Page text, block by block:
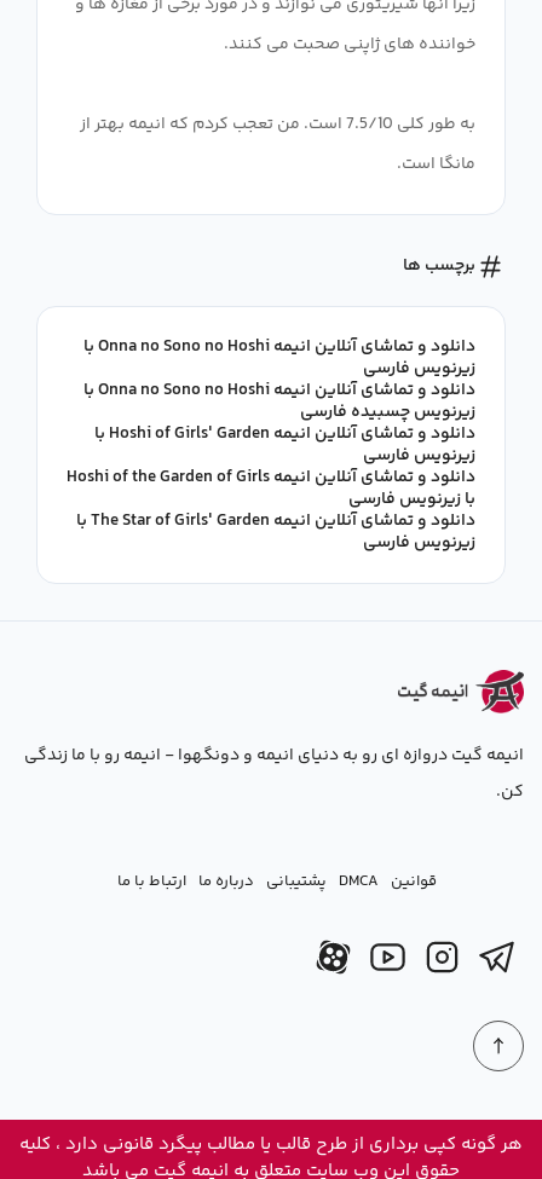
به طور کلی 7.5/10 است. من تعجب کردم که انیمه بهتر از
مانگا است.
برچسب ها
دانلود و تماشای آنلاین انیمه Onna no Sono no Hoshi با
زیرنویس فارسی
دانلود و تماشای آنلاین انیمه Onna no Sono no Hoshi با
زیرنویس چسبیده فارسی
دانلود و تماشای آنلاین انیمه Hoshi of Girls' Garden با
زیرنویس فارسی
دانلود و تماشای آنلاین انیمه Hoshi of the Garden of Girls
با زیرنویس فارسی
دانلود و تماشای آنلاین انیمه The Star of Girls' Garden با
زیرنویس فارسی
انیمه گیت دروازه ای رو به دنیای انیمه و دونگهوا - انیمه رو با ما زندگی
کن.
قوانین DMCA پشتیبانی درباره ما ارتباط با ما
هر گونه کپی برداری از طرح قالب یا مطالب پیگرد قانونی دارد ، کلیه
حقوق این وب سایت متعلق به انیمه گیت می باشد